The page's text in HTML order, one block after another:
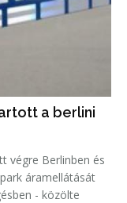
a berlini
végre Berlinben és
áramellátását
- közölte